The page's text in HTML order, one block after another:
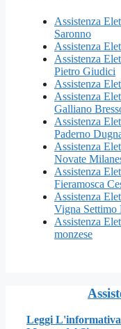
Assistenza
Saronno
Assistenza
Assistenza
Pietro Giudici
Assistenza
Assistenza
Galliano
Assistenza
Paderno
Assistenza
Novate
Assistenza
Fieramosca
Assistenza
Vigna Settimo
Assistenza
monzese
Leggi